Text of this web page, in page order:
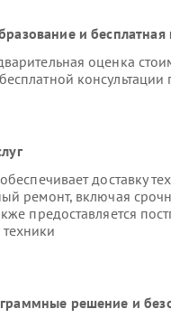
и бесплатная
оценка
доставку
ремонт, включая
предоставляется
решение и